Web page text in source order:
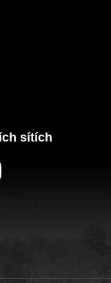
sítích